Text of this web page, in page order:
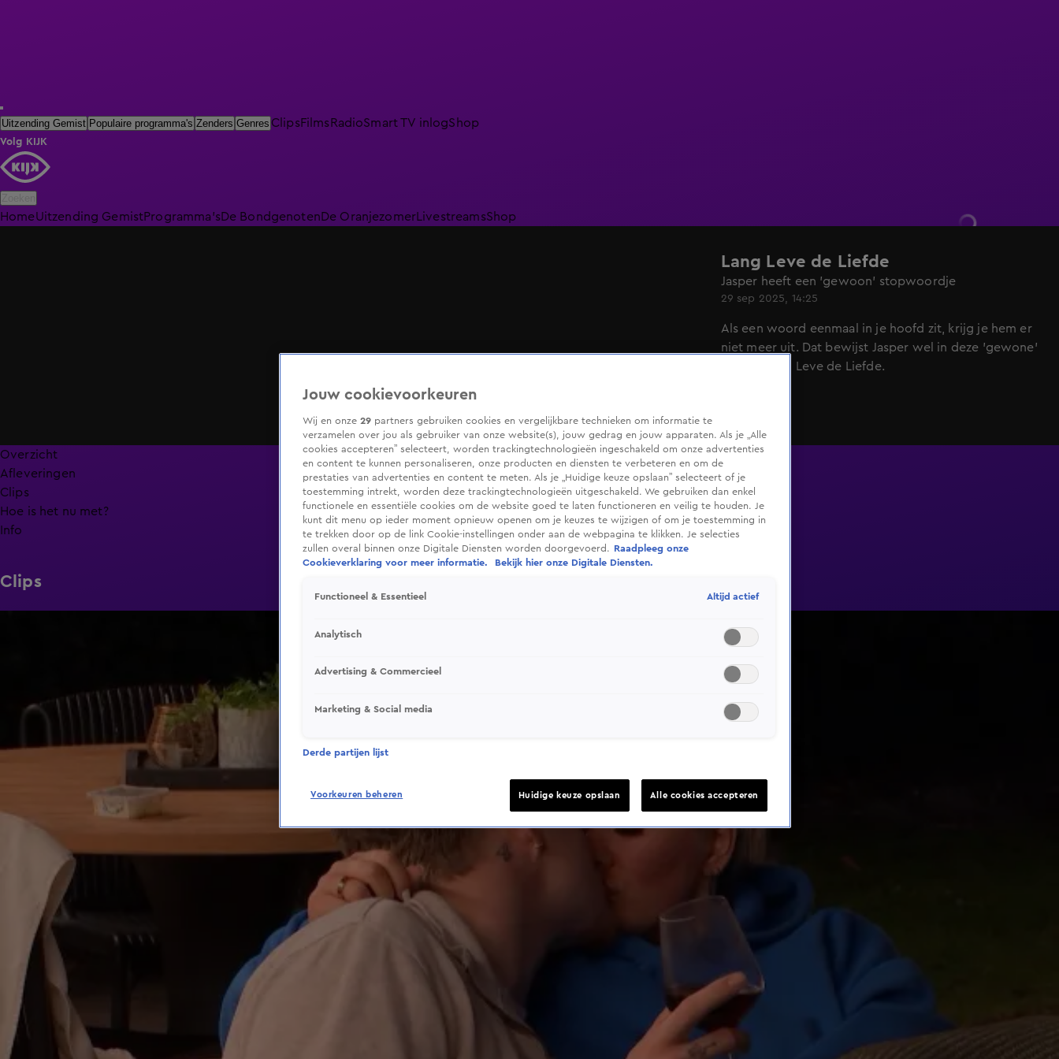
Uitzending Gemist Populaire programma's Zenders Genres ClipsFilmsRadioSmart TV inlogShop
Volg KIJK
HomeUitzending GemistProgramma'sDe BondgenotenDe Oranjezomer LivestreamsShop
Lang Leve de Liefde
Jasper heeft een 'gewoon' stopwoordje
29 sep 2025, 14:25
Als een woord eenmaal in je hoofd zit, krijg je hem er
niet meer uit. Dat bewijst Jasper wel in deze 'gewone'
date in Lang Leve de Liefde.
Overzicht
Afleveringen
Clips
Hoe is het nu met?
Info
Clips
Jouw cookievoorkeuren
Wij en onze 29 partners gebruiken cookies en vergelijkbare technieken om informatie te
verzamelen over jou als gebruiker van onze website(s), jouw gedrag en jouw apparaten. Als je „Alle
cookies accepteren” selecteert, worden trackingtechnologieën ingeschakeld om onze advertenties
en content te kunnen personaliseren, onze producten en diensten te verbeteren en om de
prestaties van advertenties en content te meten. Als je „Huidige keuze opslaan” selecteert of je
toestemming intrekt, worden deze trackingtechnologieën uitgeschakeld. We gebruiken dan enkel
functionele en essentiële cookies om de website goed te laten functioneren en veilig te houden. Je
kunt dit menu op ieder moment opnieuw openen om je keuzes te wijzigen of om je toestemming in
te trekken door op de link Cookie-instellingen onder aan de webpagina te klikken. Je selecties
zullen overal binnen onze Digitale Diensten worden doorgevoerd.
Raadpleeg onze
Cookieverklaring voor meer informatie.
Bekijk hier onze Digitale Diensten.
Functioneel & Essentieel Altijd actief
Analytisch
Advertising & Commercieel
Marketing & Social media
Derde partijen lijst
Voorkeuren beheren Huidige keuze opslaan Alle cookies accepteren